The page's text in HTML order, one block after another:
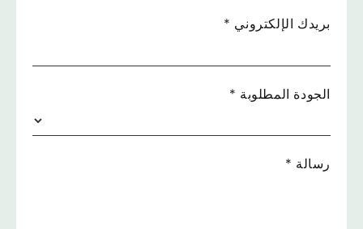
بريدك الإلكتروني *
الجودة المطلوبة *
رسالة *